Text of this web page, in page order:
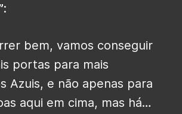
:
bem, vamos conseguir
portas para mais
Azuis, e não apenas para
aqui em cima, mas há…